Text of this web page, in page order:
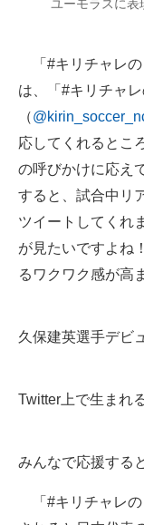
ユーモラスに表
「#キリチャレの
は、「#キリチャ
（
応してくれるとこ
の呼びかけに応え
すると、試合中リ
ツイートしてくれ
が見たいですよね
るワクワク感が高
久保建英選手デビ
Twitter上で生まれ
みんなで応援する
「#キリチャレの